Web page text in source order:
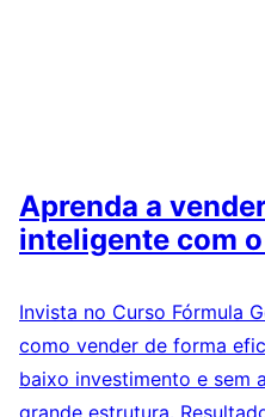
Aprenda a
inteligente com
Invista no Curso Fórmula
como vender de forma
baixo investimento e sem
grande estrutura.